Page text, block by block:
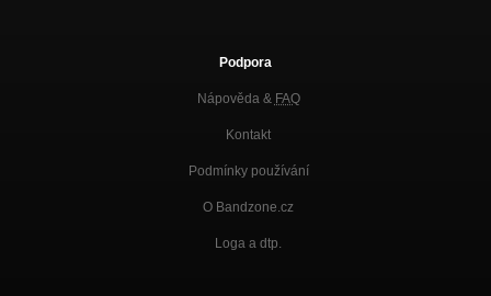
Podpora
Nápověda & FAQ
Kontakt
Podmínky používání
O Bandzone.cz
Loga a dtp.